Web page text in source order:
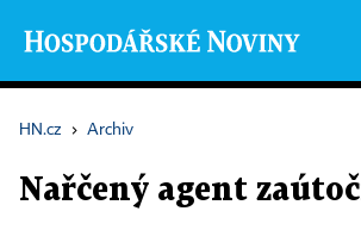
HN.cz › Archiv
Nařčený agent